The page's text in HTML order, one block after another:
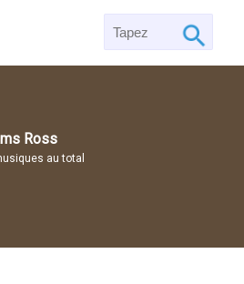
Ross
au total